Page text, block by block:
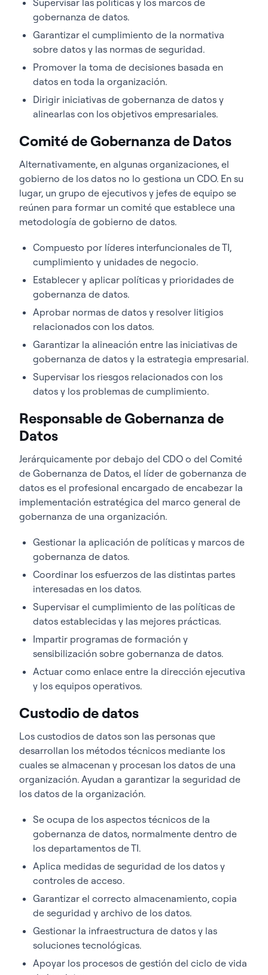
gobernanza de datos.
Garantizar el cumplimiento de la normativa
sobre datos y las normas de seguridad.
Promover la toma de decisiones basada en
datos en toda la organización.
Dirigir iniciativas de gobernanza de datos y
alinearlas con los objetivos empresariales.
Comité de Gobernanza de Datos
Alternativamente, en algunas organizaciones, el
gobierno de los datos no lo gestiona un CDO. En su
lugar, un grupo de ejecutivos y jefes de equipo se
reúnen para formar un comité que establece una
metodología de gobierno de datos.
Compuesto por líderes interfuncionales de TI,
cumplimiento y unidades de negocio.
Establecer y aplicar políticas y prioridades de
gobernanza de datos.
Aprobar normas de datos y resolver litigios
relacionados con los datos.
Garantizar la alineación entre las iniciativas de
gobernanza de datos y la estrategia empresarial.
Supervisar los riesgos relacionados con los
datos y los problemas de cumplimiento.
Responsable de Gobernanza de
Datos
Jerárquicamente por debajo del CDO o del Comité
de Gobernanza de Datos, el líder de gobernanza de
datos es el profesional encargado de encabezar la
implementación estratégica del marco general de
gobernanza de una organización.
Gestionar la aplicación de políticas y marcos de
gobernanza de datos.
Coordinar los esfuerzos de las distintas partes
interesadas en los datos.
Supervisar el cumplimiento de las políticas de
datos establecidas y las mejores prácticas.
Impartir programas de formación y
sensibilización sobre gobernanza de datos.
Actuar como enlace entre la dirección ejecutiva
y los equipos operativos.
Custodio de datos
Los custodios de datos son las personas que
desarrollan los métodos técnicos mediante los
cuales se almacenan y procesan los datos de una
organización. Ayudan a garantizar la seguridad de
los datos de la organización.
Se ocupa de los aspectos técnicos de la
gobernanza de datos, normalmente dentro de
los departamentos de TI.
Aplica medidas de seguridad de los datos y
controles de acceso.
Garantizar el correcto almacenamiento, copia
de seguridad y archivo de los datos.
Gestionar la infraestructura de datos y las
soluciones tecnológicas.
Apoyar los procesos de gestión del ciclo de vida